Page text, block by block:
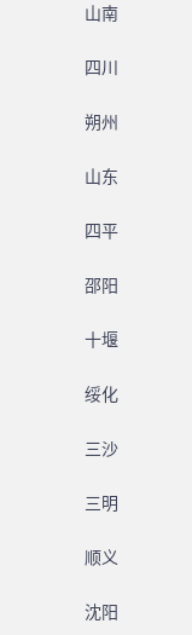
山南
四川
朔州
山东
四平
邵阳
十堰
绥化
三沙
三明
顺义
沈阳